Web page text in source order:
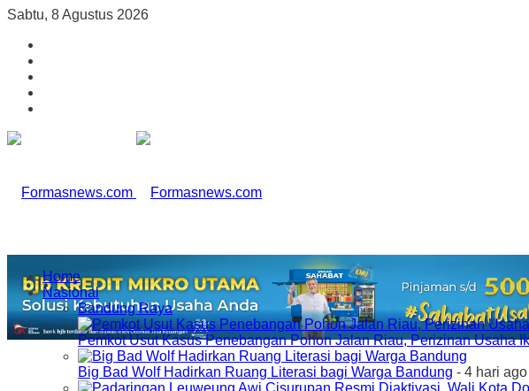
Sabtu, 8 Agustus 2026
Home
Nasional
Bandung Raya
Pemkot Usut Kasus Penebangan Pohon Jalan Riau, Perizinan Usaha
Big Bad Wolf Hadirkan Ruang Literasi bagi Warga Bandung - 4 hari ago